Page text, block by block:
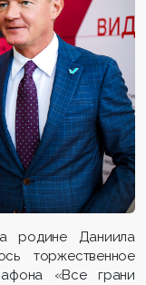
родине Даниила
торжественное
«Все грани